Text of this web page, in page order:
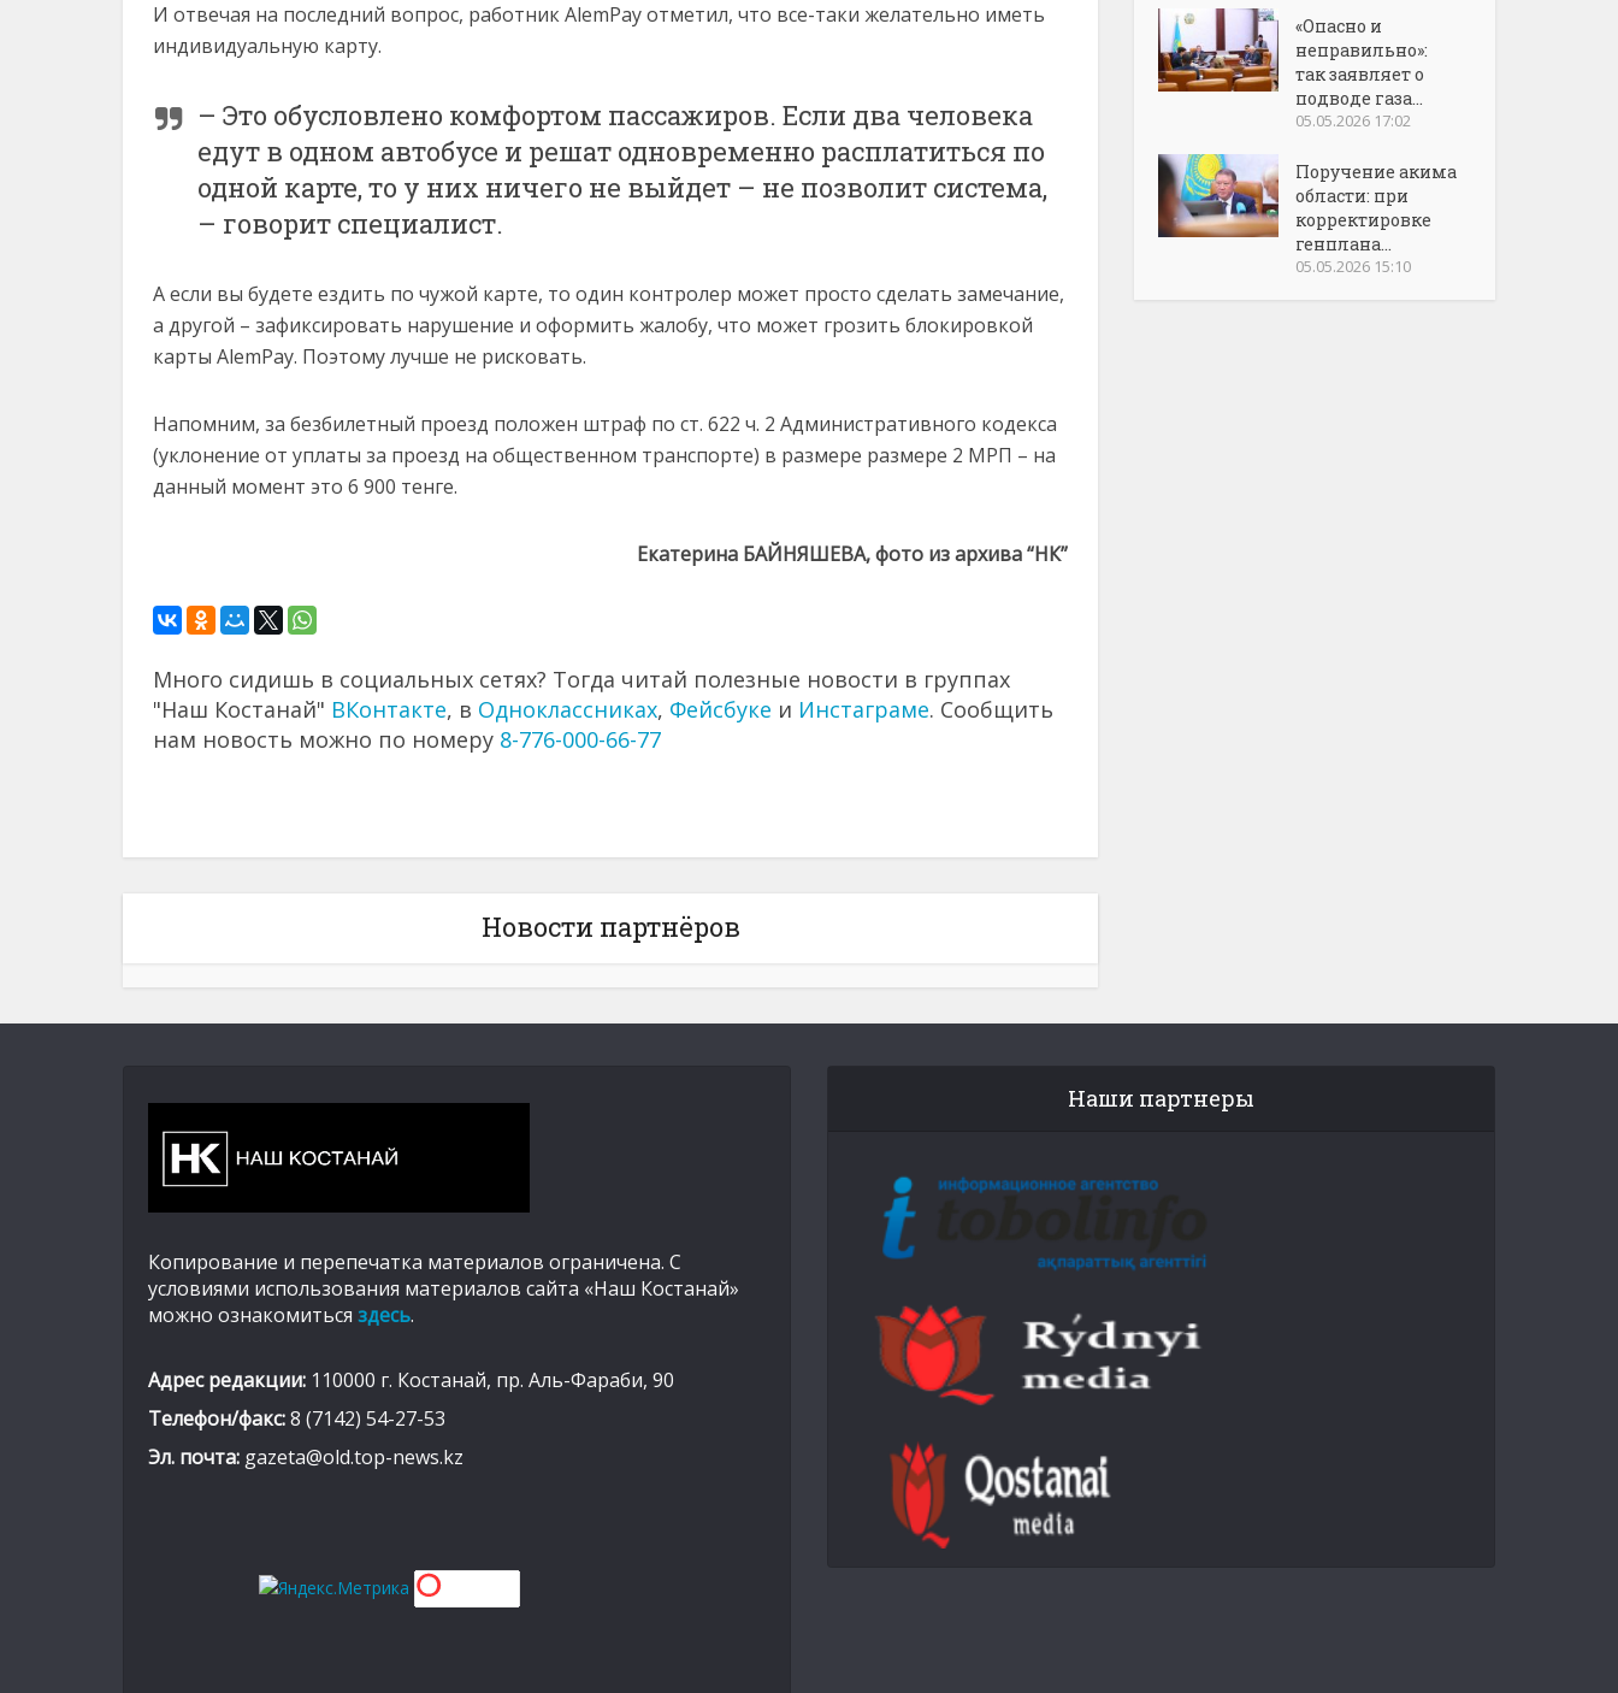
И отвечая на последний вопрос, работник AlemPay отметил, что все-таки желательно иметь
индивидуальную карту.
– Это обусловлено комфортом пассажиров. Если два человека
едут в одном автобусе и решат одновременно расплатиться по
одной карте, то у них ничего не выйдет – не позволит система,
– говорит специалист.
А если вы будете ездить по чужой карте, то один контролер может просто сделать замечание,
а другой – зафиксировать нарушение и оформить жалобу, что может грозить блокировкой
карты AlemPay. Поэтому лучше не рисковать.
Напомним, за безбилетный проезд положен штраф по ст. 622 ч. 2 Административного кодекса
(уклонение от уплаты за проезд на общественном транспорте) в размере размере 2 МРП – на
данный момент это 6 900 тенге.
Екатерина БАЙНЯШЕВА, фото из архива “НК”
Много сидишь в социальных сетях? Тогда читай полезные новости в группах
"Наш Костанай" ВКонтакте, в Одноклассниках, Фейсбуке и Инстаграме. Сообщить
нам новость можно по номеру 8-776-000-66-77
Новости партнёров
«Опасно и
неправильно»:
так заявляет о
подводе газа...
05.05.2026 17:02
Поручение акима
области: при
корректировке
генплана...
05.05.2026 15:10
Копирование и перепечатка материалов ограничена. С
условиями использования материалов сайта «Наш Костанай»
можно ознакомиться здесь.
Адрес редакции: 110000 г. Костанай, пр. Аль-Фараби, 90
Телефон/факс:8 (7142) 54-27-53
Эл. почта: gazeta@old.top-news.kz
Наши партнеры